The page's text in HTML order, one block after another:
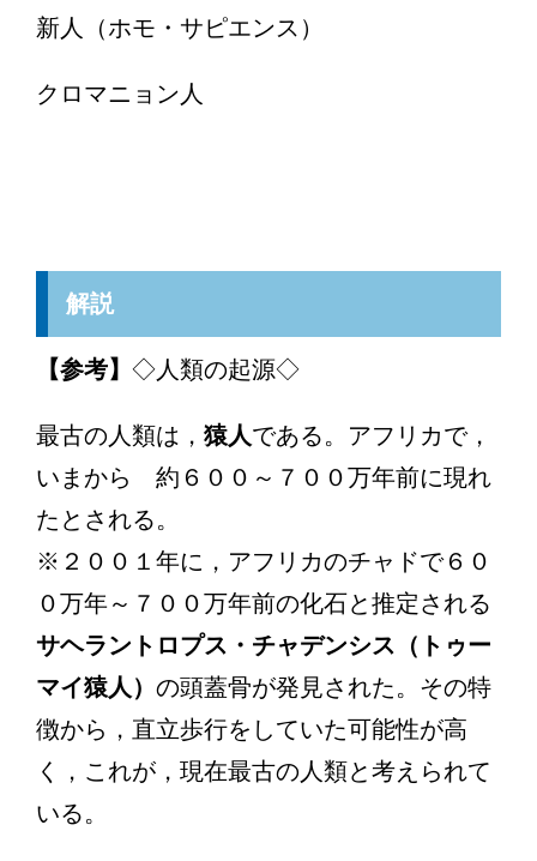
新人（ホモ・サピエンス）
クロマニョン人
解説
【参考】 ◇人類の起源◇
最古の人類は， 猿人である。アフリカで，
いまから 約６００～７００万年前に現れ
たとされる。
※２００１年に，アフリカのチャドで６０
０万年～７００万年前の化石と推定される
サヘラントロプス・チャデンシス（トゥー
マイ猿人） の頭蓋骨が発見された。その特
徴から，直立歩行をしていた可能性が高
く，これが，現在最古の人類と考えられて
いる。